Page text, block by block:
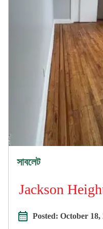
সাবলেট
Jackson
Posted: October 18,